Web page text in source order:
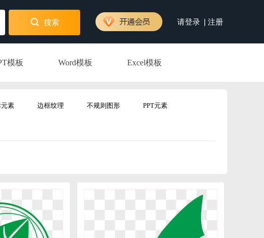
搜索 请登录 | 注册
模板 Word模板 Excel模板
元素 边框纹理 不规则图形 PPT元素